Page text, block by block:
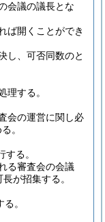
会議の議長とな
ば開くことができ
し、可否同数のと
理する。
会の運営に関し必
。
る。
る審査会の会議
が招集する。
。